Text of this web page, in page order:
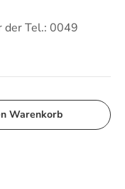
der Tel.: 0049
Warenkorb